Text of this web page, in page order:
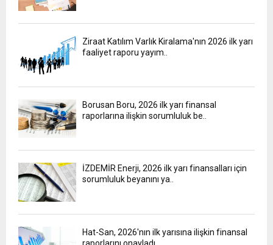
Ziraat Katılım Varlık Kiralama'nın 2026 ilk yarı
faaliyet raporu yayım..
Borusan Boru, 2026 ilk yarı finansal
raporlarına ilişkin sorumluluk be..
İZDEMİR Enerji, 2026 ilk yarı finansalları için
sorumluluk beyanını ya..
Hat-San, 2026'nın ilk yarısına ilişkin finansal
raporlarını onayladı..